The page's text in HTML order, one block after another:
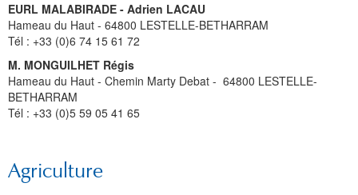
EURL MALABIRADE - Adrien LACAU
Hameau du Haut - 64800 LESTELLE-BETHARRAM
Tél : +33 (0)6 74 15 61 72
M. MONGUILHET Régis
Hameau du Haut - Chemin Marty Debat - 64800 LESTELLE-
BETHARRAM
Tél : +33 (0)5 59 05 41 65
Agriculture